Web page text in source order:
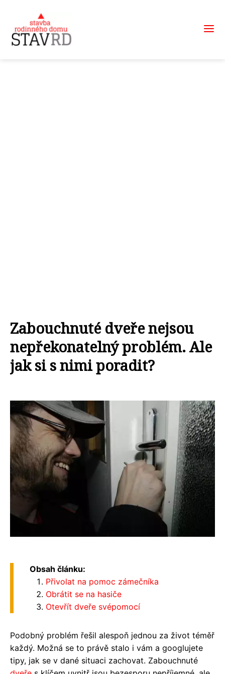
Zabouchnuté dveře nejsou
nepřekonatelný problém. Ale
jak si s nimi poradit?
Obsah článku:
Přivolat na pomoc zámečníka
Obrátit se na hasiče
Otevřít dveře svépomocí
Podobný problém řešil alespoň jednou za život téměř
každý. Možná se to právě stalo i vám a googlujete
tipy, jak se v dané situaci zachovat. Zabouchnuté